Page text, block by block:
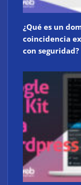
¿Qué es un
coincidencia
con seguridad?